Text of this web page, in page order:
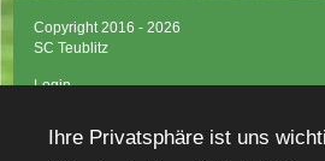
Copyright 2016 - 2026
SC Teublitz
Login
Impressum